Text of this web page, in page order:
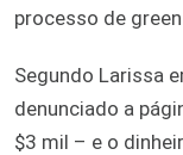
processo de
Segundo Larissa
denunciado a
$3 mil – e o